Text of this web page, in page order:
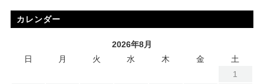
カレンダー
2026年8月
日
月 火 水 木 金
土
1